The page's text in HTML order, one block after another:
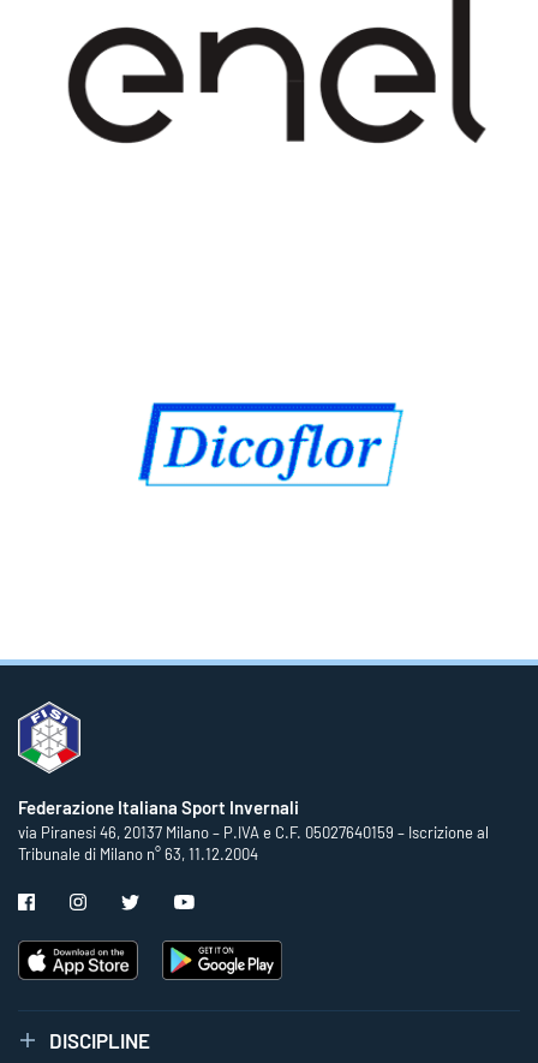
Federazione Italiana Sport Invernali
via Piranesi 46, 20137 Milano – P.IVA e C.F. 05027640159 – Iscrizione al
Tribunale di Milano n° 63, 11.12.2004
DISCIPLINE